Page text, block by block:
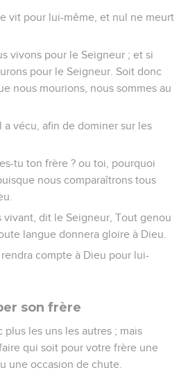
vit pour lui-même, et nul ne meurt
vivons pour le Seigneur ; et si
pour le Seigneur. Soit donc
nous mourions, nous sommes au
a vécu, afin de dominer sur les
tu ton frère ? ou toi, pourquoi
nous comparaîtrons tous
vivant, dit le Seigneur, Tout genou
langue donnera gloire à Dieu.
compte à Dieu pour lui-
son frère
plus les uns les autres ; mais
qui soit pour votre frère une
une occasion de chute.